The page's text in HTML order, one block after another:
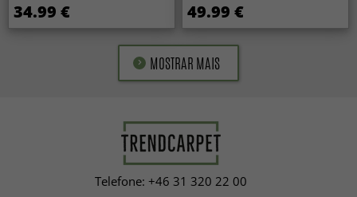
34.99 € 49.99 €
MOSTRAR MAIS
Telefone: +46 31 320 22 00